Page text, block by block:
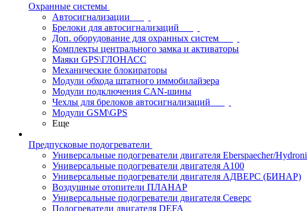
Охранные системы
Автосигнализации
Брелоки для автосигнализаций
Доп. оборудование для охранных систем
Комплекты центрального замка и активаторы
Маяки GPS\ГЛОНАСС
Механические блокираторы
Модули обхода штатного иммобилайзера
Модули подключения CAN-шины
Чехлы для брелоков автосигнализаций
Модули GSM\GPS
Еще
Предпусковые подогреватели
Универсальные подогреватели двигателя Eberspaecher/
Универсальные подогреватели двигателя A100
Универсальные подогреватели двигателя АДВЕРС (БИНАР)
Воздушные отопители ПЛАНАР
Универсальные подогреватели двигателя Северс
Подогреватели двигателя DEFA